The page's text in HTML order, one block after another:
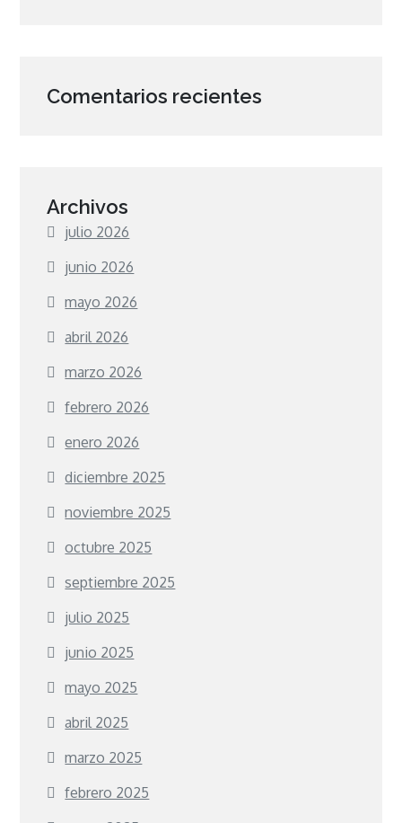
Comentarios recientes
Archivos
julio 2026
junio 2026
mayo 2026
abril 2026
marzo 2026
febrero 2026
enero 2026
diciembre 2025
noviembre 2025
octubre 2025
septiembre 2025
julio 2025
junio 2025
mayo 2025
abril 2025
marzo 2025
febrero 2025